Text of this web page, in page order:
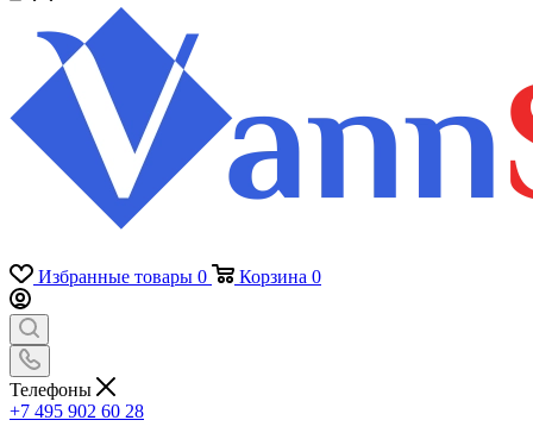
Избранные товары 0 Корзина 0
Телефоны
+7 495 902 60 28